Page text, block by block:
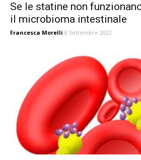
Se le statine non
il microbioma intestinale
Francesca Morelli 8 Settembre 2022